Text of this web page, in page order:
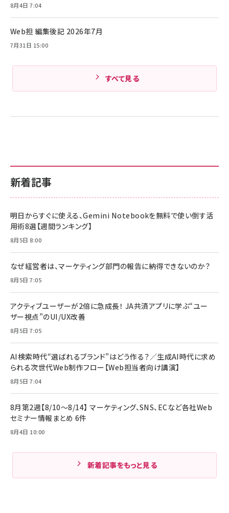
Amazonランキングをもっと見る
新着記事
明日からすぐに使える、Gemini Notebookを無料で使い倒す活
用術8選【週間ランキング】
8月5日 8:00
なぜ経営者は、マーケティング部門の報告に納得できないのか？
8月5日 7:05
アクティブユーザーが2倍に急成長！ JA共済アプリに学ぶ“ユー
ザー視点”のUI/UX改善
8月5日 7:05
AI検索時代“選ばれるブランド”はどう作る？／生成AI時代に求め
られる次世代Web制作フロー【Web担当者向け講演】
8月5日 7:04
8月第2週【8/10～8/14】 マーケティング、SNS、ECなど各社Web
セミナー情報まとめ 6件
8月4日 10:00
新着記事をもっと見る
8月4日 7:04
Web担 編集後記 2026年7月
7月31日 15:00
すべて見る